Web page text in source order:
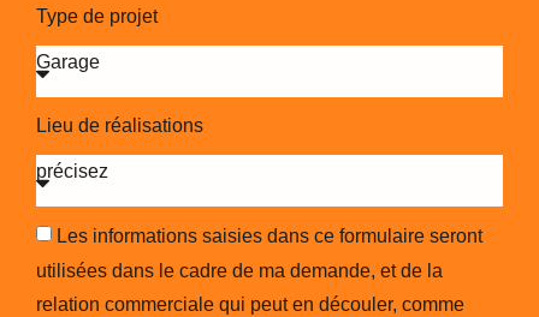
Type de projet
Lieu de réalisations
Les informations saisies dans ce formulaire seront
utilisées dans le cadre de ma demande, et de la
relation commerciale qui peut en découler, comme